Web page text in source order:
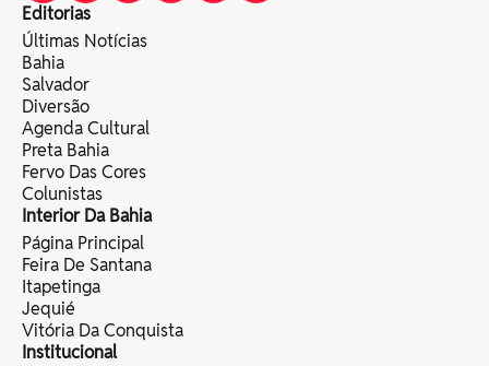
Editorias
Últimas Notícias
Bahia
Salvador
Diversão
Agenda Cultural
Preta Bahia
Fervo Das Cores
Colunistas
Interior Da Bahia
Página Principal
Feira De Santana
Itapetinga
Jequié
Vitória Da Conquista
Institucional